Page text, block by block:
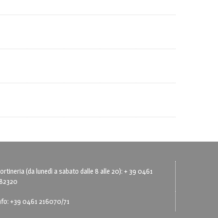
(da lunedì a sabato dalle 8 alle 20): + 39 0461
+39 0461 216070/71